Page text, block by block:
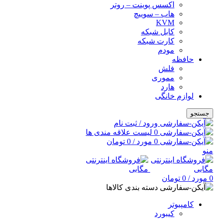
اکسس پوینت – روتر
هاب – سوییچ
KVM
کابل شبکه
کارت شبکه
مودم
حافظه
فلش
مموری
هارد
لوازم خانگی
جستجو
ورود / ثبت نام
0 لیست علاقه مندی ها
0 مورد/
0 تومان
منو
0 مورد/
0 تومان
دسته بندی کالاها
کامپیوتر
کیبورد